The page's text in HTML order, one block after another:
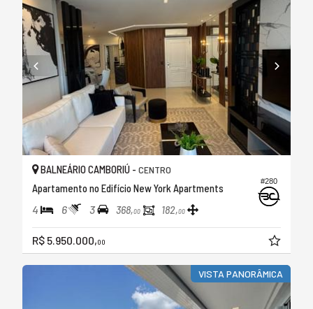
#280
BALNEÁRIO CAMBORIÚ - CENTRO
Apartamento no Edifício New York Apartments
4 6 3 368,00 182,00
R$ 5.950.000,00
VISTA PANORÂMICA